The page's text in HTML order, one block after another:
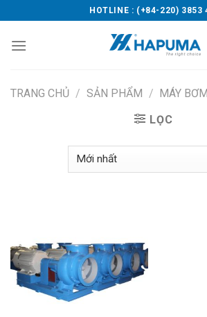
to
content
HOTLINE : (+84-220) 3853
TRANG CHỦ / SẢN PHẨM / MÁY BƠM
LỌC